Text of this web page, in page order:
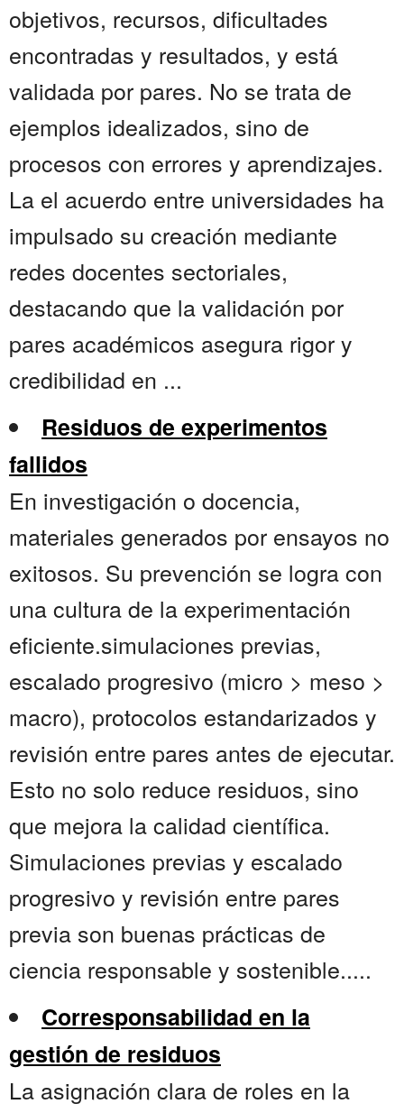
objetivos, recursos, dificultades
encontradas y resultados, y está
validada por pares. No se trata de
ejemplos idealizados, sino de
procesos con errores y aprendizajes.
La el acuerdo entre universidades ha
impulsado su creación mediante
redes docentes sectoriales,
destacando que la validación por
pares académicos asegura rigor y
credibilidad en ...
Residuos de experimentos
fallidos
En investigación o docencia,
materiales generados por ensayos no
exitosos. Su prevención se logra con
una cultura de la experimentación
eficiente.simulaciones previas,
escalado progresivo (micro > meso >
macro), protocolos estandarizados y
revisión entre pares antes de ejecutar.
Esto no solo reduce residuos, sino
que mejora la calidad científica.
Simulaciones previas y escalado
progresivo y revisión entre pares
previa son buenas prácticas de
ciencia responsable y sostenible.....
Corresponsabilidad en la
gestión de residuos
La asignación clara de roles en la